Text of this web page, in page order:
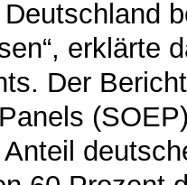
erklärte
Der